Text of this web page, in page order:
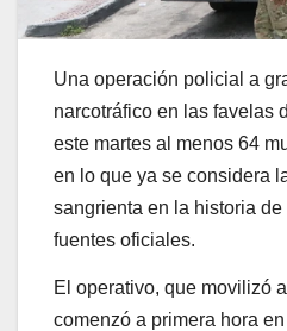
Una operación policial a
narcotráfico en las favelas
este martes al menos 64
en lo que ya se considera
sangrienta en la historia
fuentes oficiales.
El operativo, que movilizó
comenzó a primera hora